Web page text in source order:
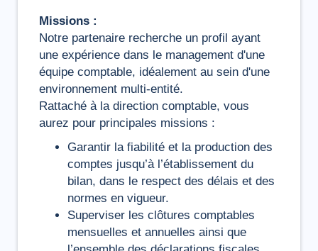
Missions :
Notre partenaire recherche un profil ayant
une expérience dans le management d'une
équipe comptable, idéalement au sein d'une
environnement multi-entité.
Rattaché à la direction comptable, vous
aurez pour principales missions :
Garantir la fiabilité et la production des
comptes jusqu’à l’établissement du
bilan, dans le respect des délais et des
normes en vigueur.
Superviser les clôtures comptables
mensuelles et annuelles ainsi que